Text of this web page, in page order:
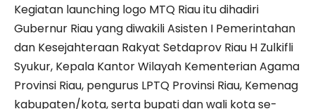
Kegiatan launching logo MTQ Riau itu dihadiri
Gubernur Riau yang diwakili Asisten I Pemerintahan
dan Kesejahteraan Rakyat Setdaprov Riau H Zulkifli
Syukur, Kepala Kantor Wilayah Kementerian Agama
Provinsi Riau, pengurus LPTQ Provinsi Riau, Kemenag
kabupaten/kota, serta bupati dan wali kota se-